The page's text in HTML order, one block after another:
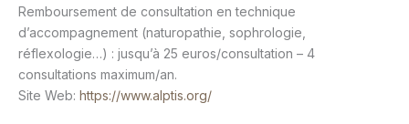
Remboursement de consultation en technique
d’accompagnement (naturopathie, sophrologie,
réflexologie…) : jusqu’à 25 euros/consultation – 4
consultations maximum/an.
Site Web: https://www.alptis.org/